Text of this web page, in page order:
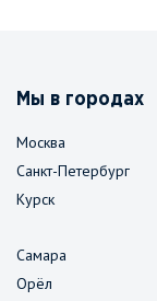
Мы в городах
Москва
Санкт-Петербург
Курск
Самара
Орёл